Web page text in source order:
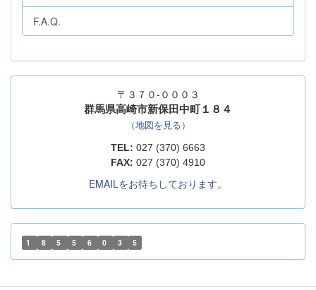
F.A.Q.
〒３７０-０００３
群馬県高崎市新保田中町１８４
（地図を見る）
TEL: 027 (370) 6663
FAX: 027 (370) 4910
EMAILをお待ちしております。
1 8 5 5 6 0 3 5